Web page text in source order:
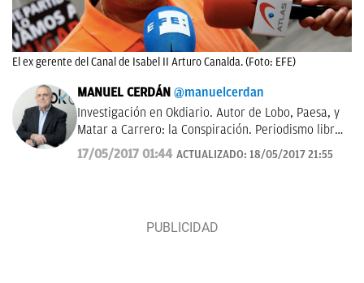
El ex gerente del Canal de Isabel II Arturo Canalda. (Foto: EFE)
MANUEL CERDÁN @manuelcerdan
Investigación en Okdiario. Autor de Lobo, Paesa, y
Matar a Carrero: la Conspiración. Periodismo libre,
con rigor y transparencia.
17/05/2017 01:44 ACTUALIZADO: 18/05/2017 21:55